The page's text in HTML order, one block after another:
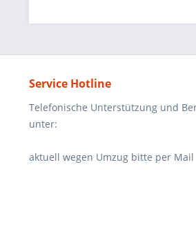
Service Hotline
Telefonische Unterstützung und
unter:
aktuell wegen Umzug bitte per Mail